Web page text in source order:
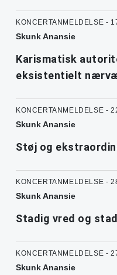
KONCERTANMELDELSE -
Skunk Anansie
Karismatisk
eksistentielt
KONCERTANMELDELSE -
Skunk Anansie
Støj og
KONCERTANMELDELSE -
Skunk Anansie
Stadig vred og
KONCERTANMELDELSE -
Skunk Anansie